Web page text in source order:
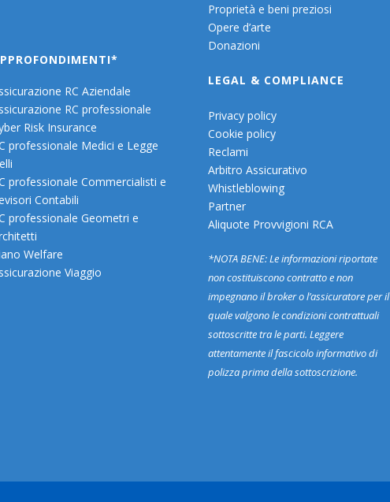
RC Aziendale
RC professionale
Risk Insurance
professionale Medici e Legge
professionale Commercialisti e
Contabili
professionale Geometri e
Welfare
Viaggio
Proprietà e beni preziosi
Opere d’arte
Donazioni
LEGAL & COMPLIANCE
Privacy policy
Cookie policy
Reclami
Arbitro Assicurativo
Whistleblowing
Partner
Aliquote Provvigioni RCA
*NOTA BENE: Le informazioni riportate
non costituiscono contratto e non
impegnano il broker o l’assicuratore per il
quale valgono le condizioni contrattuali
sottoscritte tra le parti. Leggere
attentamente il fascicolo informativo di
polizza prima della sottoscrizione.